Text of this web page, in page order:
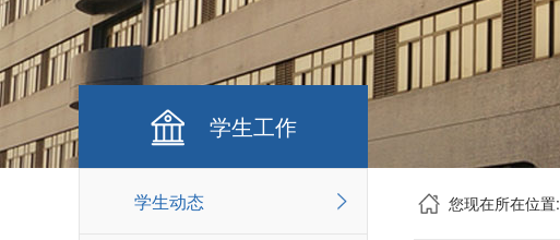
学生工作
学生动态 您现在所在位置: